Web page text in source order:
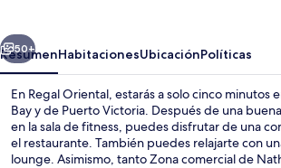
Siguiente
50+
ResumenHabitacionesUbicaciónPolíticas
En Regal Oriental, estarás a solo cinco minutos
Bay y de Puerto Victoria. Después de una
en la sala de fitness, puedes disfrutar de una
el restaurante. También puedes relajarte con
lounge. Asimismo, tanto Zona comercial de